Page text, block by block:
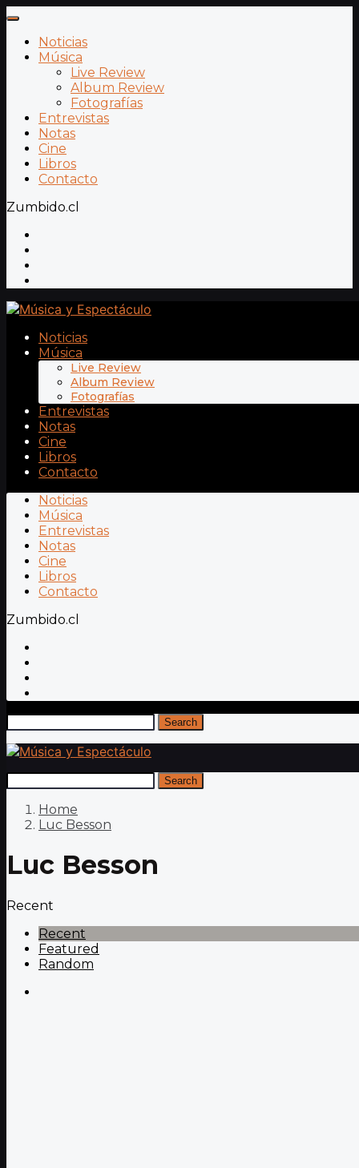
Noticias
Música
Live Review
Album Review
Fotografías
Entrevistas
Notas
Cine
Libros
Contacto
Zumbido.cl
Noticias
Música
Live Review
Album Review
Fotografías
Entrevistas
Notas
Cine
Libros
Contacto
Noticias
Música
Entrevistas
Notas
Cine
Libros
Contacto
Zumbido.cl
Search
Search
Home
Luc Besson
Luc Besson
Recent
Recent
Featured
Random